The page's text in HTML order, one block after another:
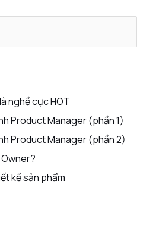
nghề cực HOT
Product Manager (phần 1)
Product Manager (phần 2)
kế sản phẩm